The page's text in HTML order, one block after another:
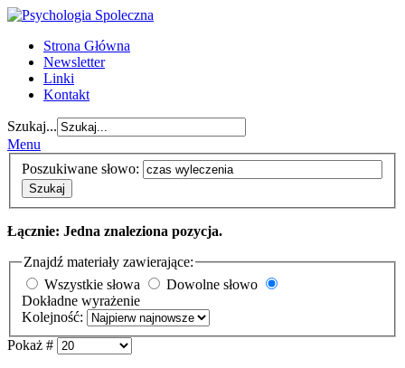
Strona Główna
Newsletter
Linki
Kontakt
Szukaj...
Menu
Poszukiwane słowo:
Szukaj
Łącznie: Jedna znaleziona pozycja.
Znajdź materiały zawierające:
Wszystkie słowa
Dowolne słowo
Dokładne wyrażenie
Kolejność:
Pokaż #